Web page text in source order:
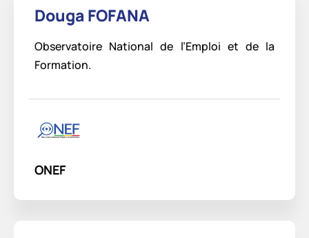
Douga FOFANA
Observatoire National de l’Emploi et de la
Formation.
ONEF